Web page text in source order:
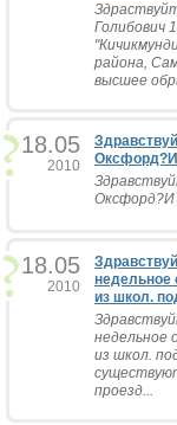
Голибович
района,
высшее
18.05
2010
Оксфорд?И
Оксфорд?И
18.05
2010
недельное
из школ.
недельное
из школ.
проезд...